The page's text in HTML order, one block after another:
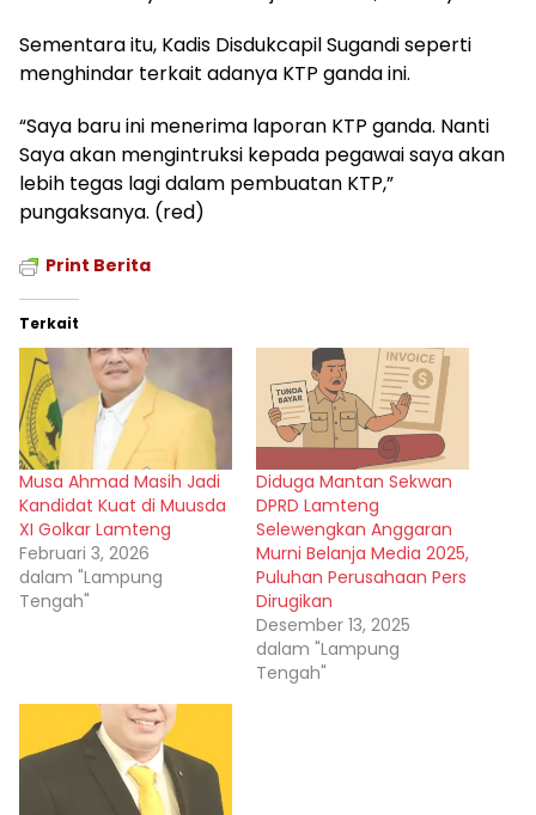
Sementara itu, Kadis Disdukcapil Sugandi seperti
menghindar terkait adanya KTP ganda ini.
“Saya baru ini menerima laporan KTP ganda. Nanti
Saya akan mengintruksi kepada pegawai saya akan
lebih tegas lagi dalam pembuatan KTP,”
pungaksanya. (red)
Print Berita
Terkait
Musa Ahmad Masih Jadi
Kandidat Kuat di Muusda
XI Golkar Lamteng
Februari 3, 2026
dalam "Lampung
Tengah"
Diduga Mantan Sekwan
DPRD Lamteng
Selewengkan Anggaran
Murni Belanja Media 2025,
Puluhan Perusahaan Pers
Dirugikan
Desember 13, 2025
dalam "Lampung
Tengah"